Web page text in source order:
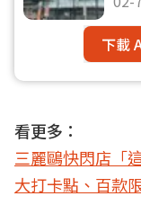
下載
看更多：
三麗鷗快閃店「
大打卡點、百款